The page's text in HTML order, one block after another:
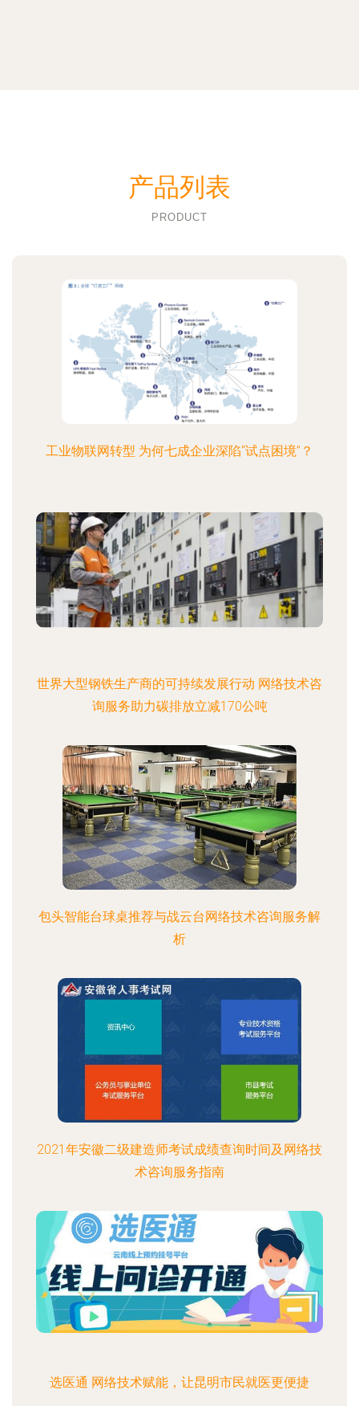
产品列表
PRODUCT
工业物联网转型 为何七成企业深陷“试点困境”？
世界大型钢铁生产商的可持续发展行动 网络技术咨
询服务助力碳排放立减170公吨
包头智能台球桌推荐与战云台网络技术咨询服务解
析
2021年安徽二级建造师考试成绩查询时间及网络技
术咨询服务指南
选医通 网络技术赋能，让昆明市民就医更便捷